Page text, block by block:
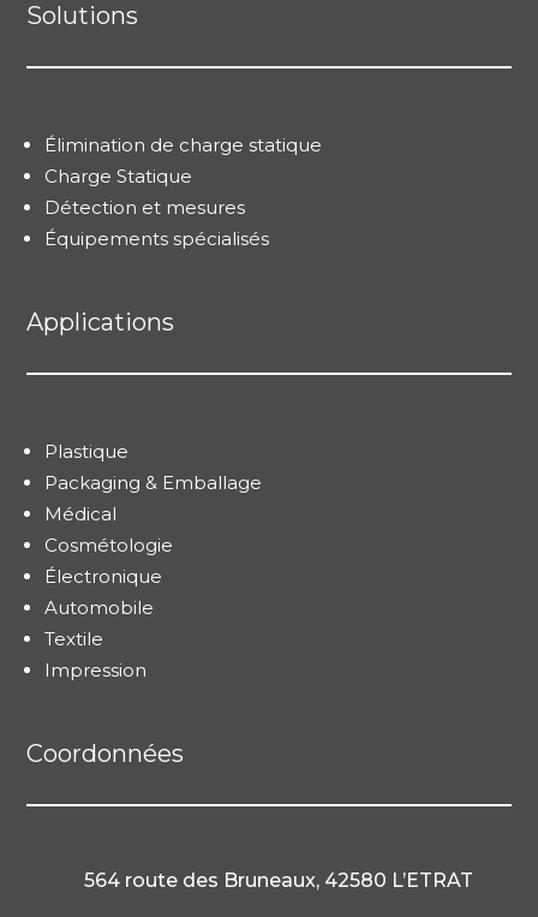
Solutions
Élimination de charge statique
Charge Statique
Détection et mesures
Équipements spécialisés
Applications
Plastique
Packaging & Emballage
Médical
Cosmétologie
Électronique
Automobile
Textile
Impression
Coordonnées
564 route des Bruneaux, 42580 L’ETRAT